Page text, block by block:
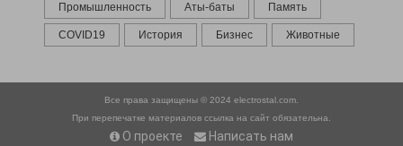
Промышленность Аты-баты Память
COVID19 История Бизнес Животные
Все права защищены © 2024 electrostal.com.
При перепечатке материалов ссылка на сайт обязательна.
О проекте Написать нам